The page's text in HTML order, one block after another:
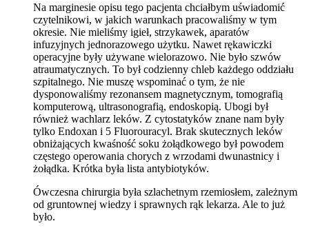
Na marginesie opisu tego pacjenta chciałbym uświadomić
czytelnikowi, w jakich warunkach pracowaliśmy w tym
okresie. Nie mieliśmy igieł, strzykawek, aparatów
infuzyjnych jednorazowego użytku. Nawet rękawiczki
operacyjne były używane wielorazowo. Nie było szwów
atraumatycznych. To był codzienny chleb każdego oddziału
szpitalnego. Nie muszę wspominać o tym, że nie
dysponowaliśmy rezonansem magnetycznym, tomografią
komputerową, ultrasonografią, endoskopią. Ubogi był
również wachlarz leków. Z cytostatyków znane nam były
tylko Endoxan i 5 Fluorouracyl. Brak skutecznych leków
obniżających kwaśność soku żołądkowego był powodem
częstego operowania chorych z wrzodami dwunastnicy i
żołądka. Krótka była lista antybiotyków.
Ówczesna chirurgia była szlachetnym rzemiosłem, zależnym
od gruntownej wiedzy i sprawnych rąk lekarza. Ale to już
było.